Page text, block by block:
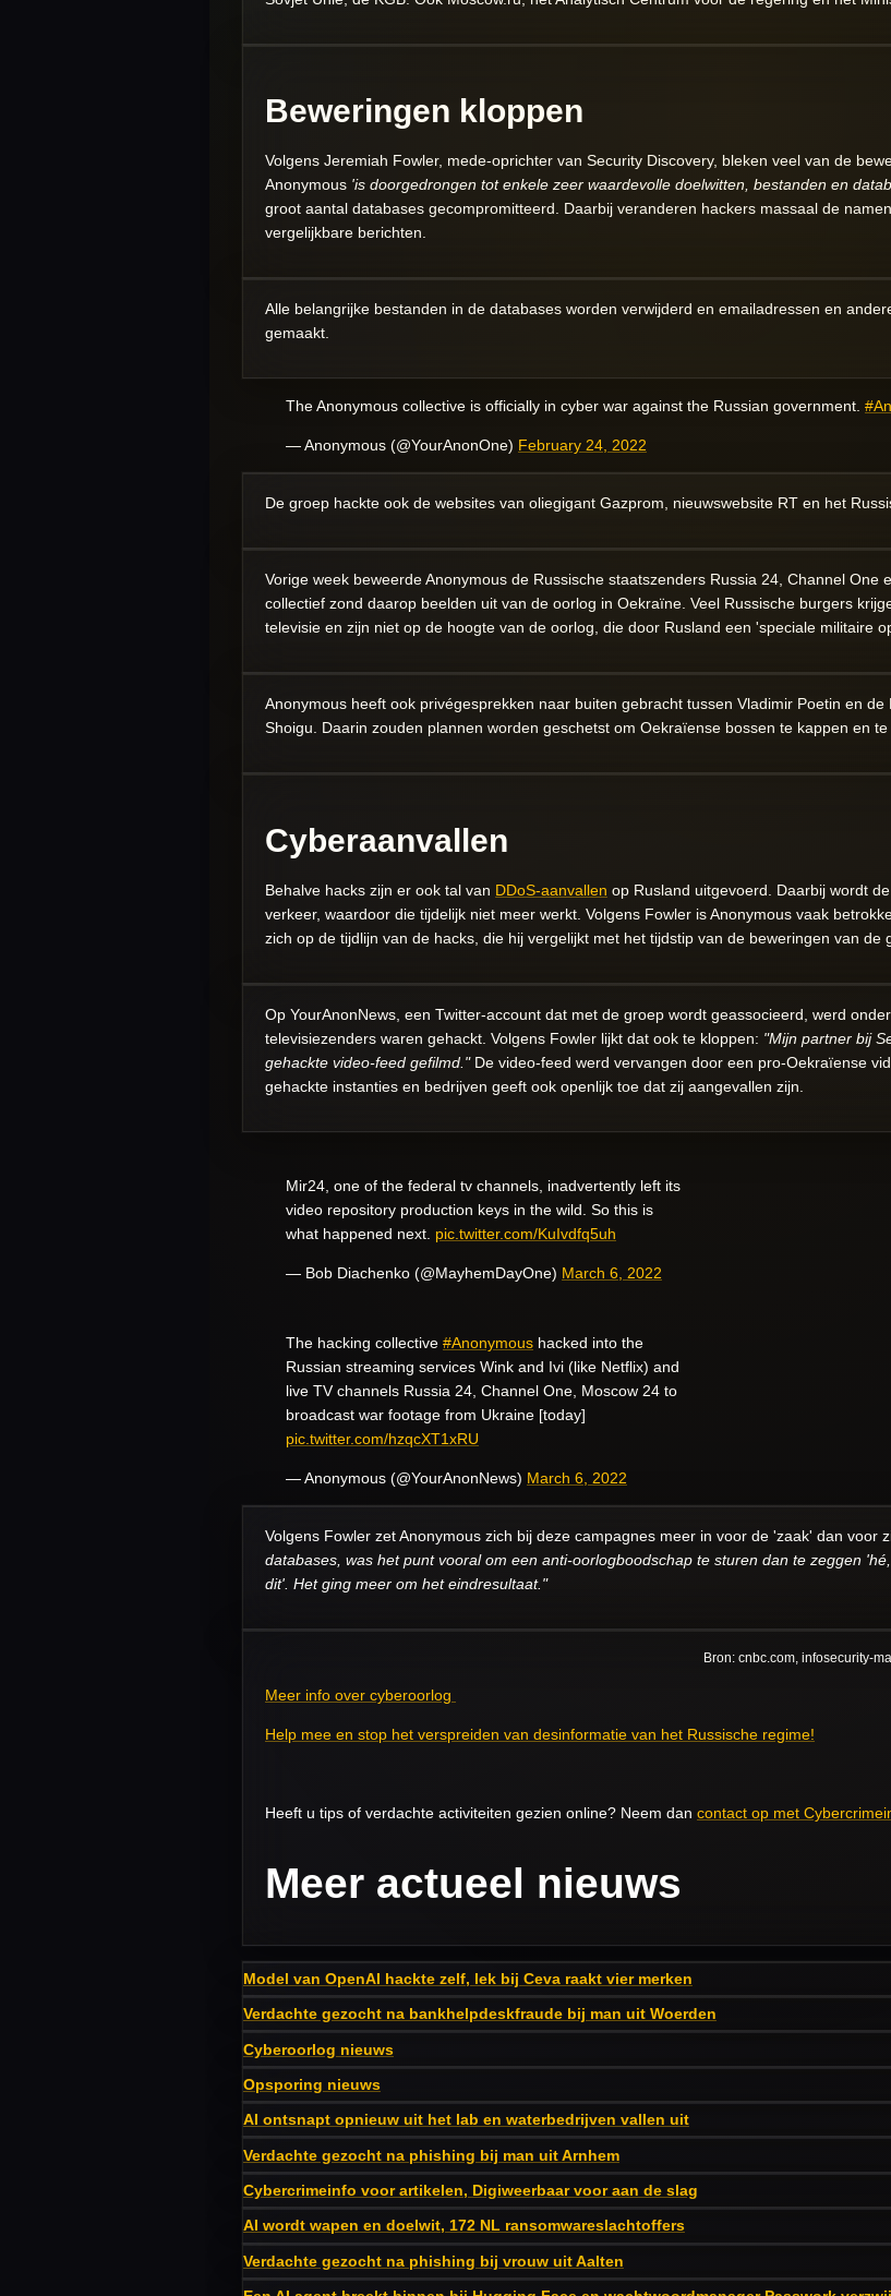
Beweringen kloppen
Volgens Jeremiah Fowler, mede-oprichter van Security Discovery, bleken veel van de
Anonymous 'is doorgedrongen tot enkele zeer waardevolle doelwitten, bestanden en
groot aantal databases gecompromitteerd. Daarbij veranderen hackers massaal de
vergelijkbare berichten.
Alle belangrijke bestanden in de databases worden verwijderd en emailadressen en
gemaakt.
The Anonymous collective is officially in cyber war against the Russian government.
— Anonymous (@YourAnonOne) February 24, 2022
De groep hackte ook de websites van oliegigant Gazprom, nieuwswebsite RT en het
Vorige week beweerde Anonymous de Russische staatszenders Russia 24, Channel One
collectief zond daarop beelden uit van de oorlog in Oekraïne. Veel Russische burgers
televisie en zijn niet op de hoogte van de oorlog, die door Rusland een 'speciale militaire
Anonymous heeft ook privégesprekken naar buiten gebracht tussen Vladimir Poetin en
Shoigu. Daarin zouden plannen worden geschetst om Oekraïense bossen te kappen en te
Cyberaanvallen
Behalve hacks zijn er ook tal van DDoS-aanvallen op Rusland uitgevoerd. Daarbij wordt
verkeer, waardoor die tijdelijk niet meer werkt. Volgens Fowler is Anonymous vaak
zich op de tijdlijn van de hacks, die hij vergelijkt met het tijdstip van de beweringen van de
Op YourAnonNews, een Twitter-account dat met de groep wordt geassocieerd, werd
televisiezenders waren gehackt. Volgens Fowler lijkt dat ook te kloppen: "Mijn partner bij
gehackte video-feed gefilmd."De video-feed werd vervangen door een pro-Oekraïense
gehackte instanties en bedrijven geeft ook openlijk toe dat zij aangevallen zijn.
Mir24, one of the federal tv channels, inadvertently left its
video repository production keys in the wild. So this is
what happened next. pic.twitter.com/KuIvdfq5uh
— Bob Diachenko (@MayhemDayOne) March 6, 2022
The hacking collective #Anonymous hacked into the
Russian streaming services Wink and Ivi (like Netflix) and
live TV channels Russia 24, Channel One, Moscow 24 to
broadcast war footage from Ukraine [today]
pic.twitter.com/hzqcXT1xRU
— Anonymous (@YourAnonNews) March 6, 2022
Volgens Fowler zet Anonymous zich bij deze campagnes meer in voor de 'zaak' dan voor
databases, was het punt vooral om een anti-oorlogboodschap te sturen dan te zeggen
dit'. Het ging meer om het eindresultaat."
Bron: cnbc.com, infosecurity-
Meer info over cyberoorlog
Help mee en stop het verspreiden van desinformatie van het Russische regime!
Heeft u tips of verdachte activiteiten gezien online? Neem dan contact op met
Meer actueel nieuws
Model van OpenAI hackte zelf, lek bij Ceva raakt vier merken
Verdachte gezocht na bankhelpdeskfraude bij man uit Woerden
Cyberoorlog nieuws
Opsporing nieuws
AI ontsnapt opnieuw uit het lab en waterbedrijven vallen uit
Verdachte gezocht na phishing bij man uit Arnhem
Cybercrimeinfo voor artikelen, Digiweerbaar voor aan de slag
AI wordt wapen en doelwit, 172 NL ransomwareslachtoffers
Verdachte gezocht na phishing bij vrouw uit Aalten